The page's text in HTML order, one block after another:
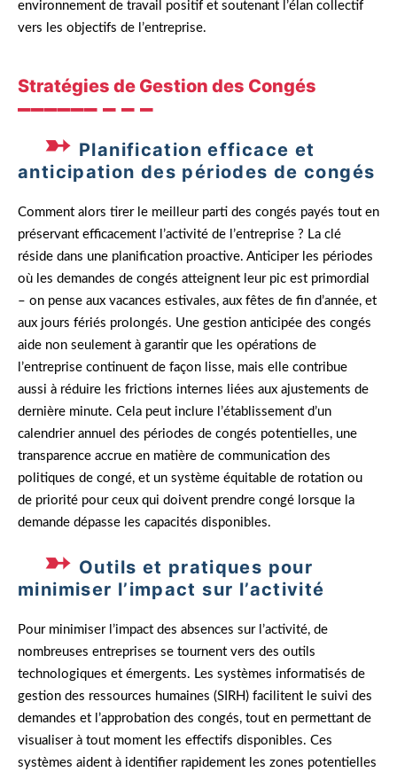
environnement de travail positif et soutenant l’élan collectif
vers les objectifs de l’entreprise.
Stratégies de Gestion des Congés
Planification efficace et
anticipation des périodes de congés
Comment alors tirer le meilleur parti des congés payés tout en
préservant efficacement l’activité de l’entreprise ? La clé
réside dans une planification proactive. Anticiper les périodes
où les demandes de congés atteignent leur pic est primordial
– on pense aux vacances estivales, aux fêtes de fin d’année, et
aux jours fériés prolongés. Une gestion anticipée des congés
aide non seulement à garantir que les opérations de
l’entreprise continuent de façon lisse, mais elle contribue
aussi à réduire les frictions internes liées aux ajustements de
dernière minute. Cela peut inclure l’établissement d’un
calendrier annuel des périodes de congés potentielles, une
transparence accrue en matière de communication des
politiques de congé, et un système équitable de rotation ou
de priorité pour ceux qui doivent prendre congé lorsque la
demande dépasse les capacités disponibles.
Outils et pratiques pour
minimiser l’impact sur l’activité
Pour minimiser l’impact des absences sur l’activité, de
nombreuses entreprises se tournent vers des outils
technologiques et émergents. Les systèmes informatisés de
gestion des ressources humaines (SIRH) facilitent le suivi des
demandes et l’approbation des congés, tout en permettant de
visualiser à tout moment les effectifs disponibles. Ces
systèmes aident à identifier rapidement les zones potentielles